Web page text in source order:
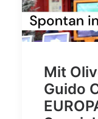
Mit
Guido